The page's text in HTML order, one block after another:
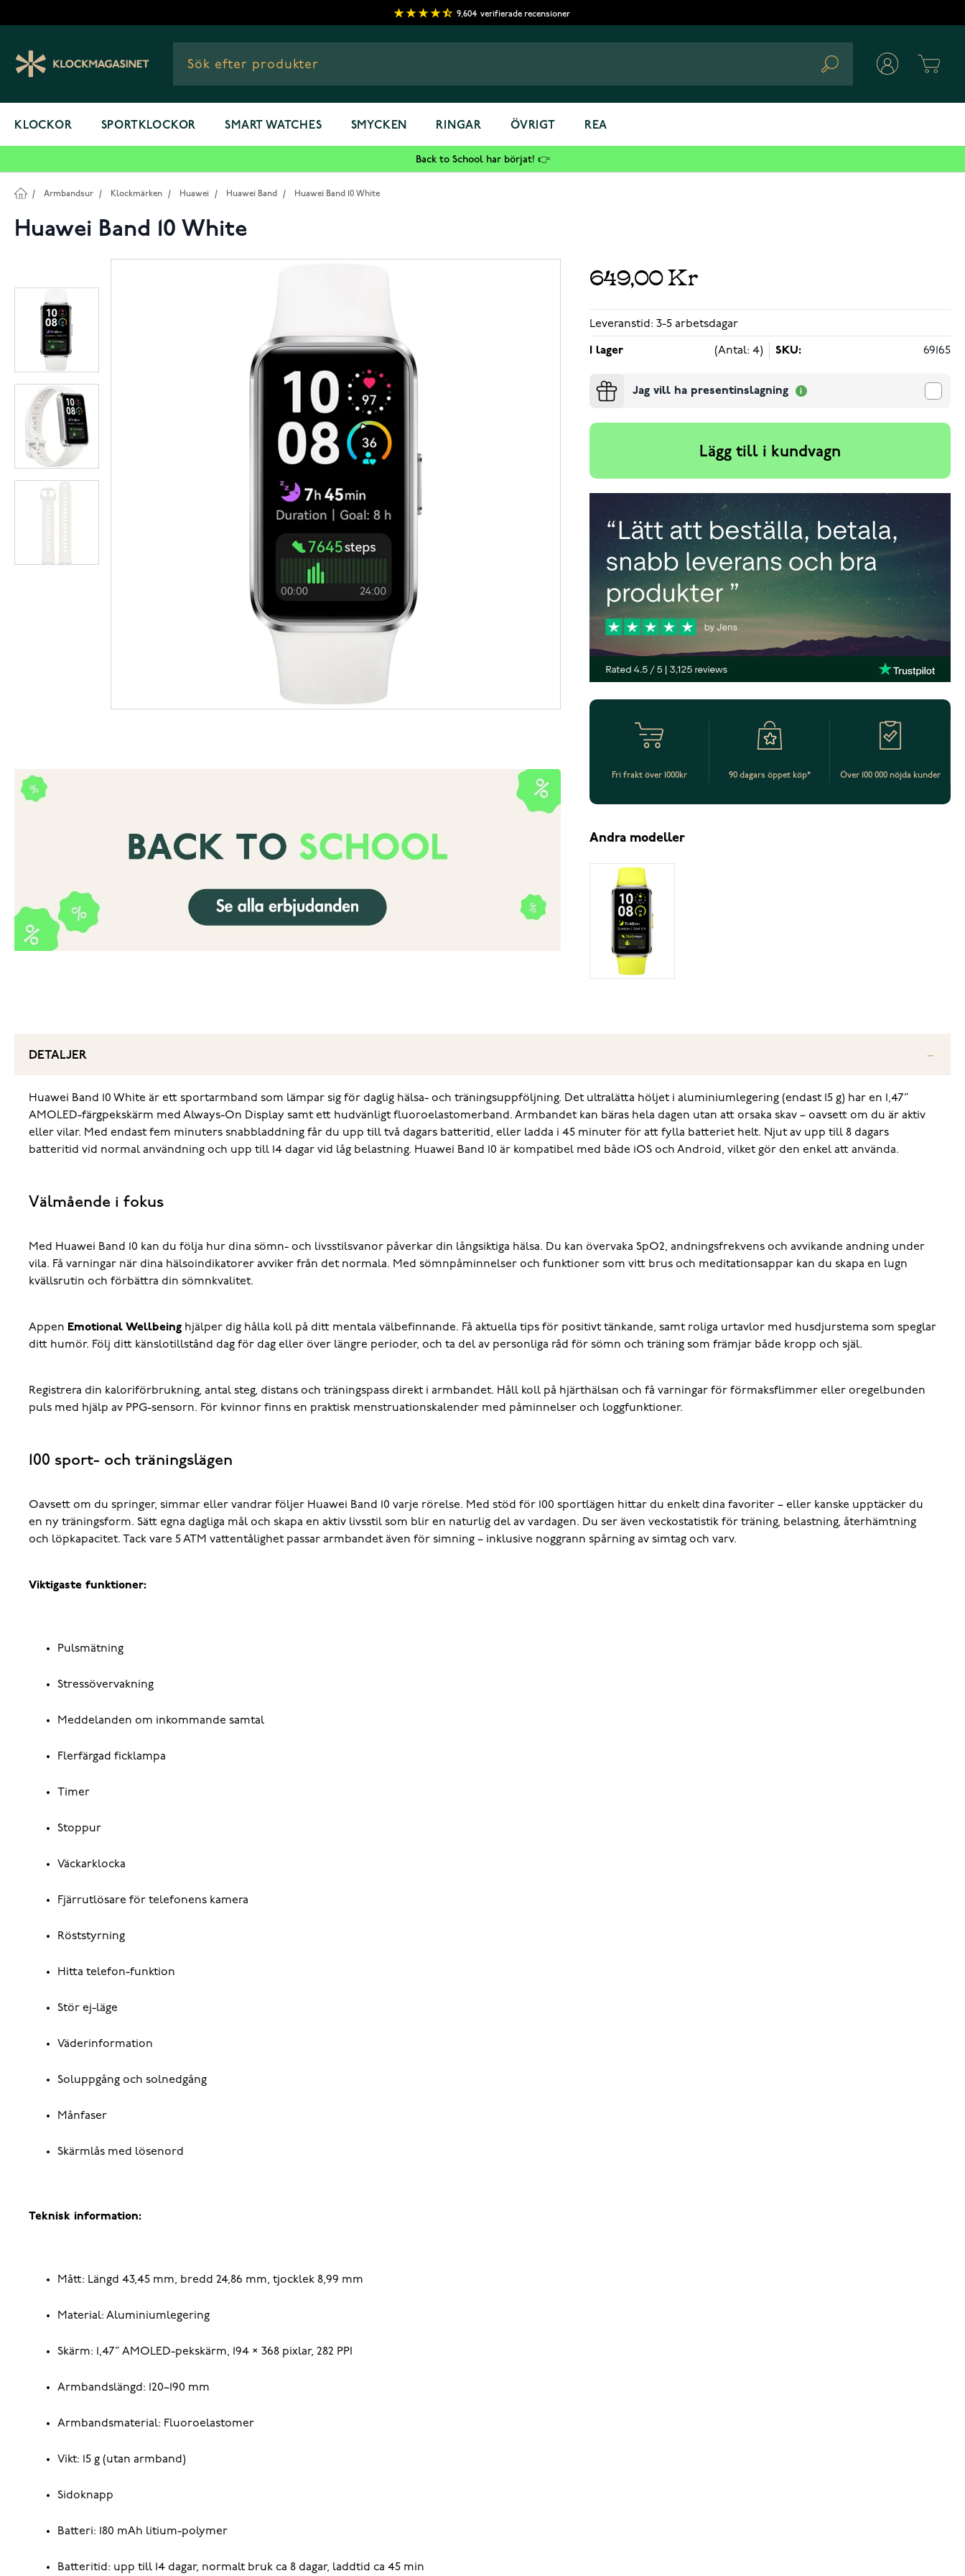
9,604 verifierade recensioner
Search
KLOCKOR SPORTKLOCKOR SMART WATCHES SMYCKEN RINGAR ÖVRIGT REA
Back to School har börjat! 👉
/ Armbandsur / Klockmärken / Huawei / Huawei Band / Huawei Band 10 White
Huawei Band 10 White
649,00 Kr
Leveranstid: 3-5 arbetsdagar
I lager (Antal: 4) SKU: 69165
Jag vill ha presentinslagning
Lägg till i kundvagn
Fri frakt över 1000kr 90 dagars öppet köp* Över 100 000 nöjda kunder
Andra modeller
DETALJER
Huawei Band 10 White är ett sportarmband som lämpar sig för daglig hälsa- och träningsuppföljning. Det ultralätta höljet i aluminiumlegering (endast 15 g) har en 1,47”
AMOLED-färgpekskärm med Always-On Display samt ett hudvänligt fluoroelastomerband. Armbandet kan bäras hela dagen utan att orsaka skav – oavsett om du är aktiv
eller vilar. Med endast fem minuters snabbladdning får du upp till två dagars batteritid, eller ladda i 45 minuter för att fylla batteriet helt. Njut av upp till 8 dagars
batteritid vid normal användning och upp till 14 dagar vid låg belastning. Huawei Band 10 är kompatibel med både iOS och Android, vilket gör den enkel att använda.
Välmående i fokus
Med Huawei Band 10 kan du följa hur dina sömn- och livsstilsvanor påverkar din långsiktiga hälsa. Du kan övervaka SpO2, andningsfrekvens och avvikande andning under
vila. Få varningar när dina hälsoindikatorer avviker från det normala. Med sömnpåminnelser och funktioner som vitt brus och meditationsappar kan du skapa en lugn
kvällsrutin och förbättra din sömnkvalitet.
Appen Emotional Wellbeing hjälper dig hålla koll på ditt mentala välbefinnande. Få aktuella tips för positivt tänkande, samt roliga urtavlor med husdjurstema som speglar
ditt humör. Följ ditt känslotillstånd dag för dag eller över längre perioder, och ta del av personliga råd för sömn och träning som främjar både kropp och själ.
Registrera din kaloriförbrukning, antal steg, distans och träningspass direkt i armbandet. Håll koll på hjärthälsan och få varningar för förmaksflimmer eller oregelbunden
puls med hjälp av PPG-sensorn. För kvinnor finns en praktisk menstruationskalender med påminnelser och loggfunktioner.
100 sport- och träningslägen
Oavsett om du springer, simmar eller vandrar följer Huawei Band 10 varje rörelse. Med stöd för 100 sportlägen hittar du enkelt dina favoriter – eller kanske upptäcker du
en ny träningsform. Sätt egna dagliga mål och skapa en aktiv livsstil som blir en naturlig del av vardagen. Du ser även veckostatistik för träning, belastning, återhämtning
och löpkapacitet. Tack vare 5 ATM vattentålighet passar armbandet även för simning – inklusive noggrann spårning av simtag och varv.
Viktigaste funktioner:
Pulsmätning
Stressövervakning
Meddelanden om inkommande samtal
Flerfärgad ficklampa
Timer
Stoppur
Väckarklocka
Fjärrutlösare för telefonens kamera
Röststyrning
Hitta telefon-funktion
Stör ej-läge
Väderinformation
Soluppgång och solnedgång
Månfaser
Skärmlås med lösenord
Teknisk information:
Mått: Längd 43,45 mm, bredd 24,86 mm, tjocklek 8,99 mm
Material: Aluminiumlegering
Skärm: 1,47” AMOLED-pekskärm, 194 × 368 pixlar, 282 PPI
Armbandslängd: 120–190 mm
Armbandsmaterial: Fluoroelastomer
Vikt: 15 g (utan armband)
Sidoknapp
Batteri: 180 mAh litium-polymer
Batteritid: upp till 14 dagar, normalt bruk ca 8 dagar, laddtid ca 45 min